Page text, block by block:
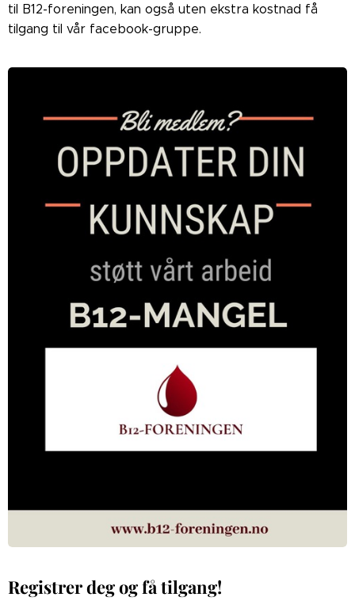
til B12-foreningen, kan også uten ekstra kostnad få
tilgang til vår facebook-gruppe.
Registrer deg og få tilgang!